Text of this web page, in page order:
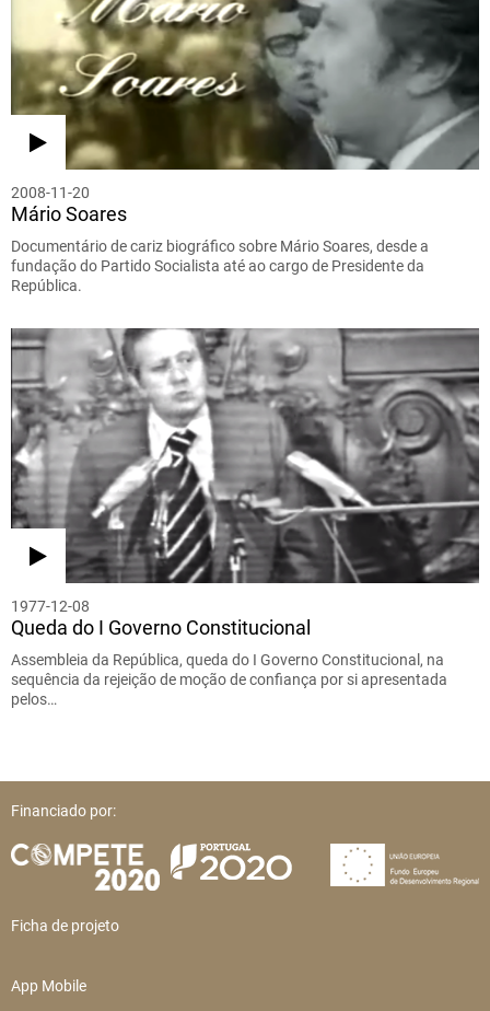
2008-11-20
Mário Soares
Documentário de cariz biográfico sobre Mário Soares, desde a
fundação do Partido Socialista até ao cargo de Presidente da
República.
1977-12-08
Queda do I Governo Constitucional
Assembleia da República, queda do I Governo Constitucional, na
sequência da rejeição de moção de confiança por si apresentada
pelos…
Financiado por:
Ficha de projeto
App Mobile